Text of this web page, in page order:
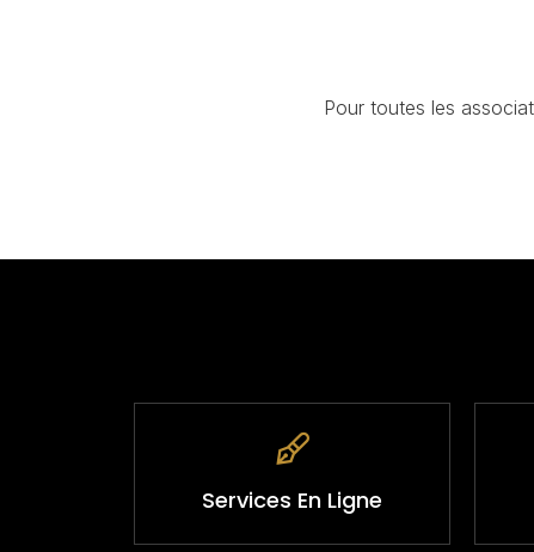
Pour toutes les
Services En Ligne